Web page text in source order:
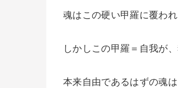
魂はこの硬い甲羅に覆わ
しかしこの甲羅＝自我が
本来自由であるはずの魂